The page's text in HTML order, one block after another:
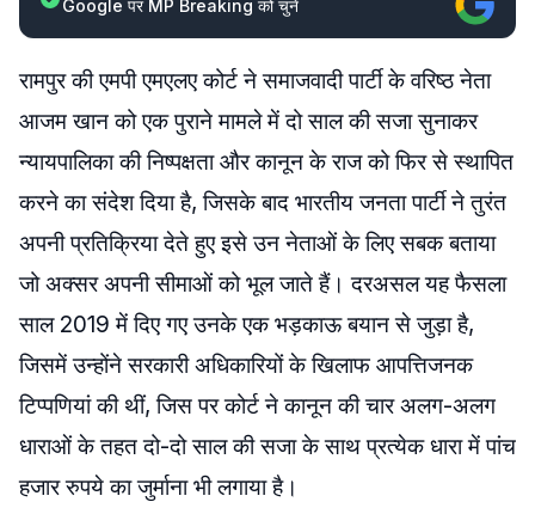
Google पर MP Breaking को चुनें
रामपुर की एमपी एमएलए कोर्ट ने समाजवादी पार्टी के वरिष्ठ नेता
आजम खान को एक पुराने मामले में दो साल की सजा सुनाकर
न्यायपालिका की निष्पक्षता और कानून के राज को फिर से स्थापित
करने का संदेश दिया है, जिसके बाद भारतीय जनता पार्टी ने तुरंत
अपनी प्रतिक्रिया देते हुए इसे उन नेताओं के लिए सबक बताया
जो अक्सर अपनी सीमाओं को भूल जाते हैं। दरअसल यह फैसला
साल 2019 में दिए गए उनके एक भड़काऊ बयान से जुड़ा है,
जिसमें उन्होंने सरकारी अधिकारियों के खिलाफ आपत्तिजनक
टिप्पणियां की थीं, जिस पर कोर्ट ने कानून की चार अलग-अलग
धाराओं के तहत दो-दो साल की सजा के साथ प्रत्येक धारा में पांच
हजार रुपये का जुर्माना भी लगाया है।